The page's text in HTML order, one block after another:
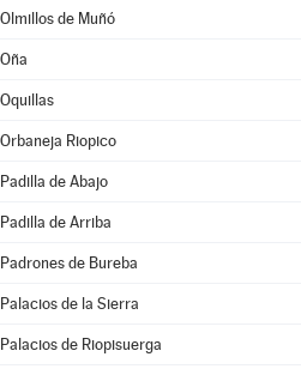
Olmillos de Muñó
Oña
Oquillas
Orbaneja Riopico
Padilla de Abajo
Padilla de Arriba
Padrones de Bureba
Palacios de la Sierra
Palacios de Riopisuerga